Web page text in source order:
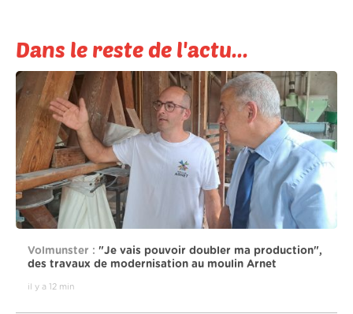
Dans le reste de l'actu...
Volmunster : "Je vais pouvoir doubler ma production",
des travaux de modernisation au moulin Arnet
il y a 12 min